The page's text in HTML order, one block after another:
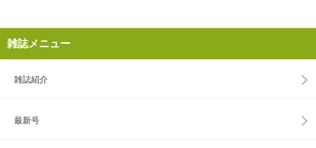
雑誌メニュー
雑誌紹介
最新号